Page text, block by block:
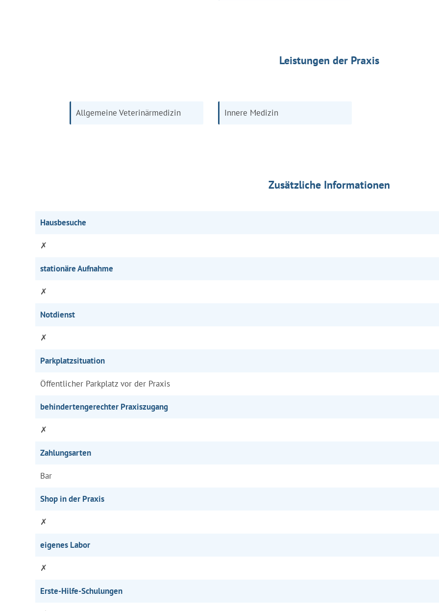
Leistungen der Praxis
Allgemeine Veterinärmedizin Innere Medizin
Zusätzliche Informationen
Hausbesuche
✗
stationäre Aufnahme
✗
Notdienst
✗
Parkplatzsituation
Öffentlicher Parkplatz vor der Praxis
behindertengerechter Praxiszugang
✗
Zahlungsarten
Bar
Shop in der Praxis
✗
eigenes Labor
✗
Erste-Hilfe-Schulungen